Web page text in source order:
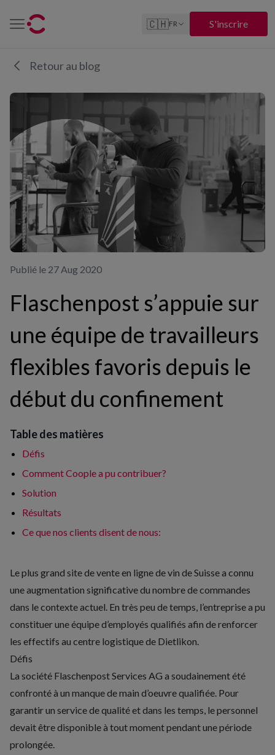
🇨🇭FR S'inscrire
Retour au blog
Publié le 27 Aug 2020
Flaschenpost s’appuie sur
une équipe de travailleurs
flexibles favoris depuis le
début du confinement
Table des matières
Défis
Comment Coople a pu contribuer?
Solution
Résultats
Ce que nos clients disent de nous:
Le plus grand site devente en lignede vin de Suisse a connu
une augmentation significative du nombre de commandes
dans le contexte actuel. En très peu de temps, l’entreprise a pu
constituer une équipe d’employés qualifiés afin de renforcer
les effectifs au centre logistique de Dietlikon.
Défis
La société Flaschenpost Services AG a soudainement été
confronté à un manque de main d’oeuvre qualifiée. Pour
garantir un service de qualité et dans les temps, le personnel
devait être disponible à tout moment pendant une période
prolongée.